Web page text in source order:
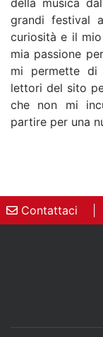
grandi festival
curiosità e il
mia passione
mi permette
lettori del sito
che non mi
partire per una
Contattaci